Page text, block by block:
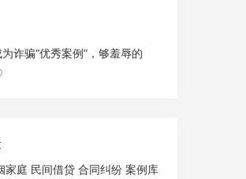
诈骗“优秀案例”，够羞辱的
家庭 民间借贷 合同纠纷 案例库